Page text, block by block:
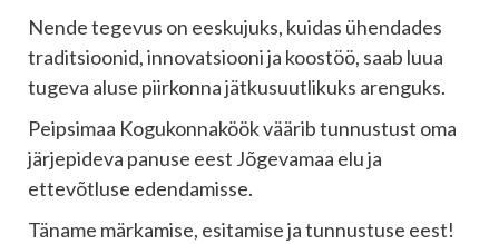
Nende tegevus on eeskujuks, kuidas ühendades
traditsioonid, innovatsiooni ja koostöö, saab luua
tugeva aluse piirkonna jätkusuutlikuks arenguks.
Peipsimaa Kogukonnaköök väärib tunnustust oma
järjepideva panuse eest Jõgevamaa elu ja
ettevõtluse edendamisse.
Täname märkamise, esitamise ja tunnustuse eest!